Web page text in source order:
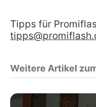
Tipps für
Weitere Artikel